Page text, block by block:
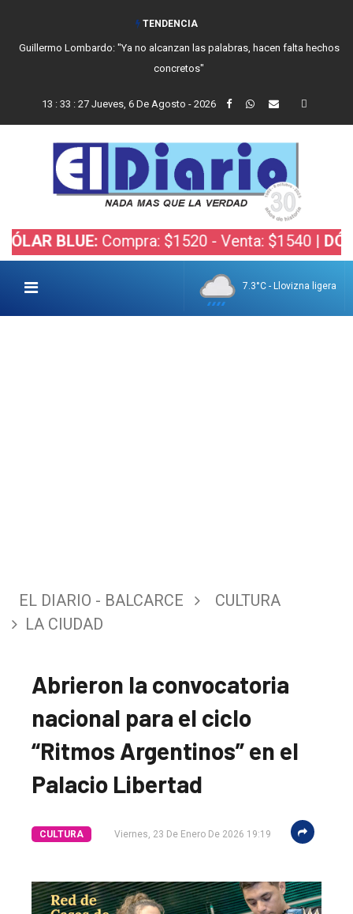
TENDENCIA
Guillermo Lombardo: "Ya no alcanzan las palabras, hacen falta hechos
concretos"
13 : 33 : 27 Jueves, 6 De Agosto - 2026
BLUE: Compra: $1520 - Venta: $1540 |DÓLAR
7.3°C - Llovizna ligera
EL DIARIO - BALCARCE
CULTURA
LA CIUDAD
Abrieron la convocatoria
nacional para el ciclo
“Ritmos Argentinos” en el
Palacio Libertad
CULTURA Viernes, 23 De Enero De 2026 19:19